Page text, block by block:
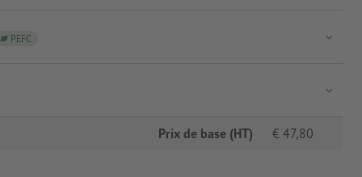
PEFC
Prix de base (HT) € 47,80